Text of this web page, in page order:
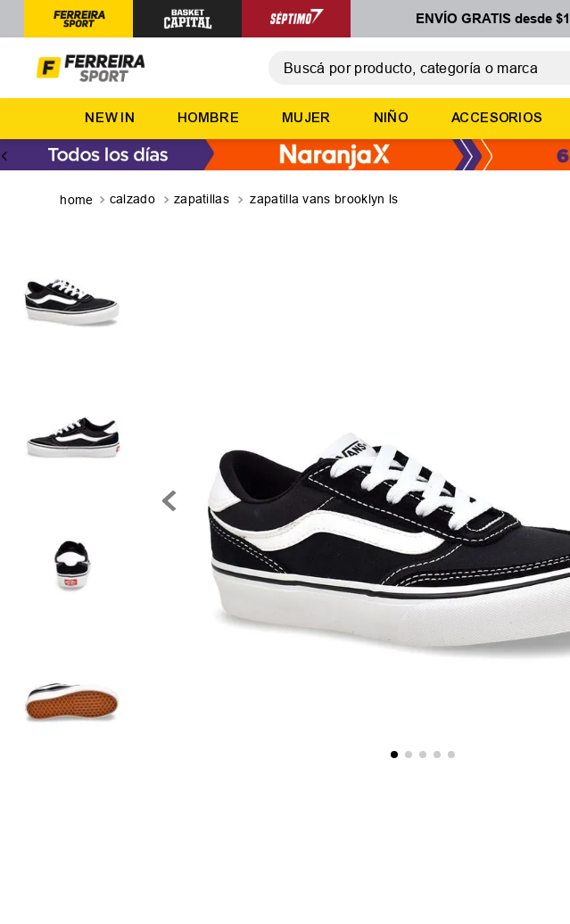
ENVÍO GRATIS desde
NEW IN HOMBRE MUJER NIÑO ACCESORIOS
calzado zapatillas zapatilla vans brooklyn ls
TÉRMINOS MÁS BUSCADOS
2
zapatillas
3.